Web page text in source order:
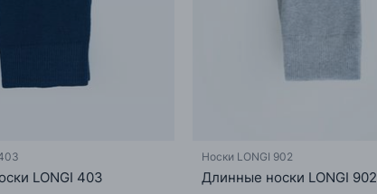
LONGI 403
Носки LONGI 902
Длинные носки LONGI 902